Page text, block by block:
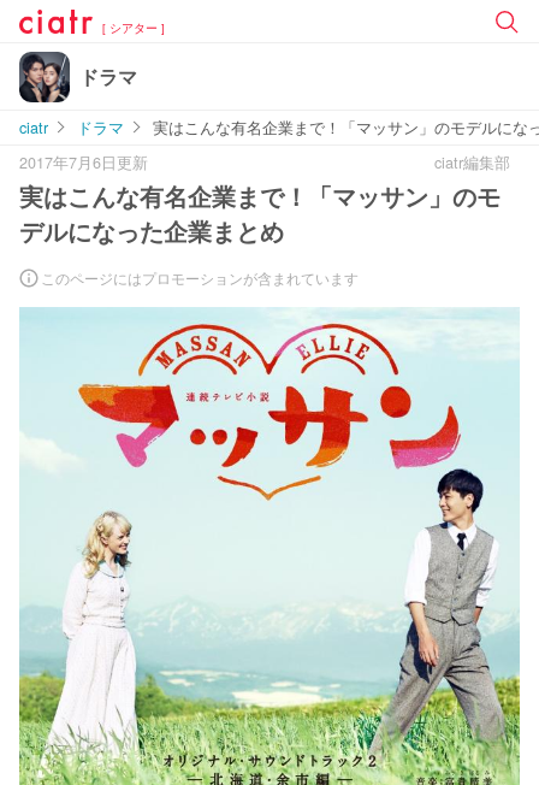
[ シアター ]
ドラマ
ciatr ドラマ
実はこんな有名企業まで！「マッサン」のモデルにな
2017年7月6日更新
ciatr編集部
実はこんな有名企業まで！「マッサン」のモ
デルになった企業まとめ
このページにはプロモーションが含まれています